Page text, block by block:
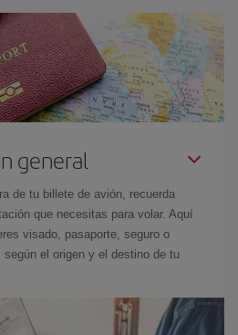
general
de tu billete de avión, recuerda
que necesitas para volar. Aquí
visado, pasaporte, seguro o
el origen y el destino de tu